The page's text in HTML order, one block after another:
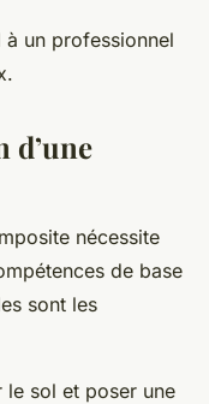
un professionnel
d’une
nécessite
de base
sont les
le sol et poser une